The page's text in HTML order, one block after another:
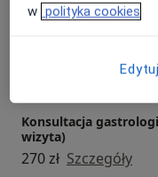
Konsultacja
wizyta)
270 zł Szczegóły
w polityka cookies